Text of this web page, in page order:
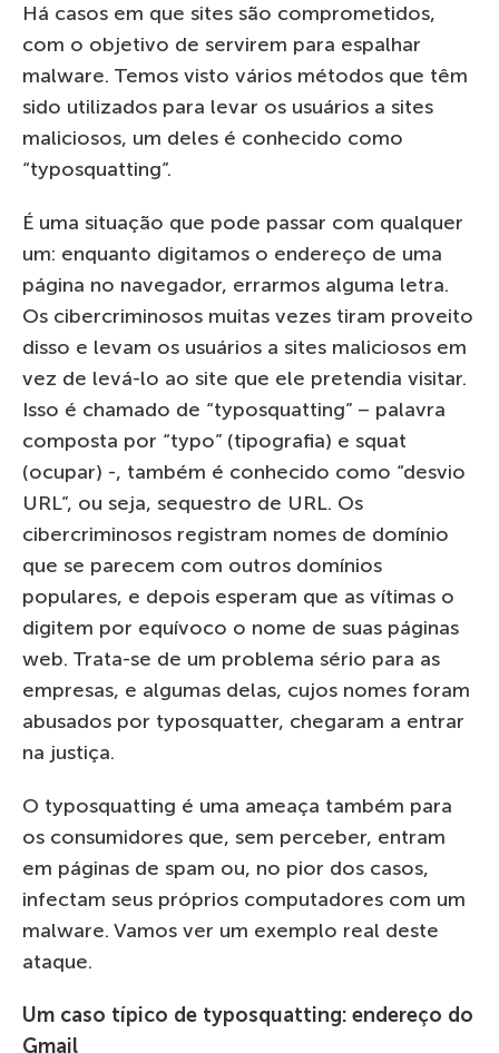
Há casos em que sites são comprometidos,
com o objetivo de servirem para espalhar
malware. Temos visto vários métodos que têm
sido utilizados para levar os usuários a sites
maliciosos, um deles é conhecido como
“typosquatting”.
É uma situação que pode passar com qualquer
um: enquanto digitamos o endereço de uma
página no navegador, errarmos alguma letra.
Os cibercriminosos muitas vezes tiram proveito
disso e levam os usuários a sites maliciosos em
vez de levá-lo ao site que ele pretendia visitar.
Isso é chamado de “typosquatting” – palavra
composta por “typo” (tipografia) e squat
(ocupar) -, também é conhecido como “desvio
URL”, ou seja, sequestro de URL. Os
cibercriminosos registram nomes de domínio
que se parecem com outros domínios
populares, e depois esperam que as vítimas o
digitem por equívoco o nome de suas páginas
web. Trata-se de um problema sério para as
empresas, e algumas delas, cujos nomes foram
abusados ​​por typosquatter, chegaram a entrar
na justiça.
O typosquatting é uma ameaça também para
os consumidores que, sem perceber, entram
em páginas de spam ou, no pior dos casos,
infectam seus próprios computadores com um
malware. Vamos ver um exemplo real deste
ataque.
Um caso típico de typosquatting: endereço do
Gmail